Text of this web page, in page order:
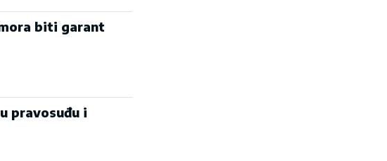
biti garant
pravosuđu i